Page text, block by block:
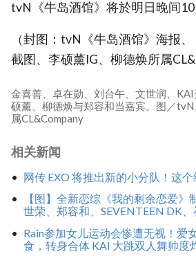
tvN《牛岛酒馆》将於明日晚间10
（封图：tvN《牛岛酒馆》海报
截图、李硕薰IG、柳德焕所属
金喜善、卓在勋、刘台午、文世润、
硕薰、柳德焕与郑容和当嘉宾。图／
属CL&Company
相关新闻
网传 EXO 将推出新的小分队！这
【图】全新恋综《我的剩余恋爱》
世荣、郑容和、SEVENTEEN DK
Rain参加女儿运动会惨遭无视！爱
食，转身合体 KAI 大跳双人舞帅度